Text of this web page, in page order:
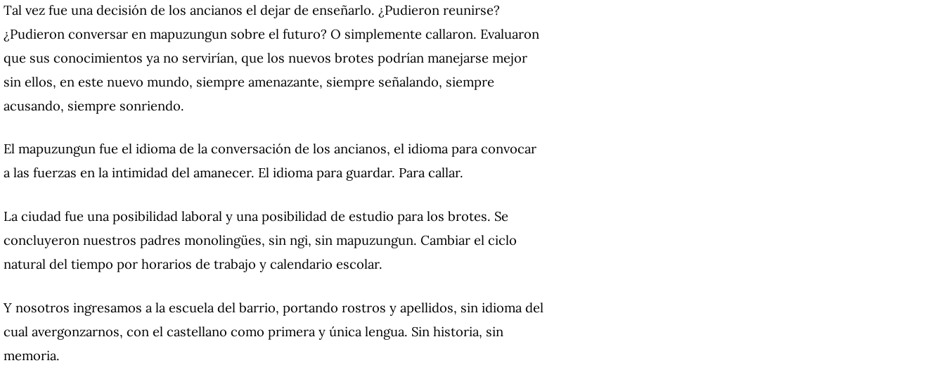
Tal vez fue una decisión de los ancianos el dejar de enseñarlo. ¿Pudieron reunirse?
¿Pudieron conversar en mapuzungun sobre el futuro? O simplemente callaron. Evaluaron
que sus conocimientos ya no servirían, que los nuevos brotes podrían manejarse mejor
sin ellos, en este nuevo mundo, siempre amenazante, siempre señalando, siempre
acusando, siempre sonriendo.
El mapuzungun fue el idioma de la conversación de los ancianos, el idioma para convocar
a las fuerzas en la intimidad del amanecer. El idioma para guardar. Para callar.
La ciudad fue una posibilidad laboral y una posibilidad de estudio para los brotes. Se
concluyeron nuestros padres monolingües, sin ngi, sin mapuzungun. Cambiar el ciclo
natural del tiempo por horarios de trabajo y calendario escolar.
Y nosotros ingresamos a la escuela del barrio, portando rostros y apellidos, sin idioma del
cual avergonzarnos, con el castellano como primera y única lengua. Sin historia, sin
memoria.